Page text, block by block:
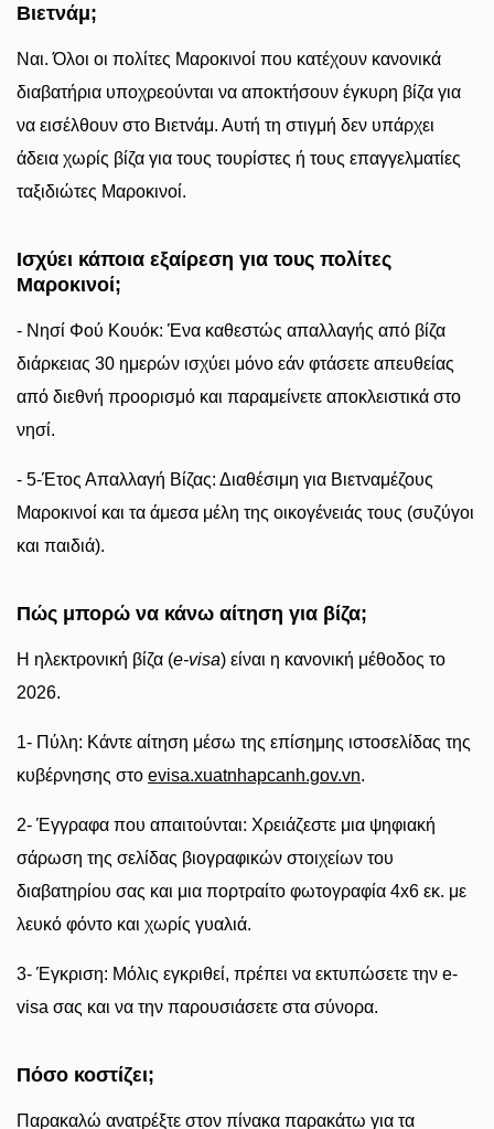
Βιετνάμ;
Ναι. Όλοι οι πολίτες Μαροκινοί που κατέχουν κανονικά
διαβατήρια υποχρεούνται να αποκτήσουν έγκυρη βίζα για
να εισέλθουν στο Βιετνάμ. Αυτή τη στιγμή δεν υπάρχει
άδεια χωρίς βίζα για τους τουρίστες ή τους επαγγελματίες
ταξιδιώτες Μαροκινοί.
Ισχύει κάποια εξαίρεση για τους πολίτες
Μαροκινοί;
- Νησί Φού Κουόκ: Ένα καθεστώς απαλλαγής από βίζα
διάρκειας 30 ημερών ισχύει μόνο εάν φτάσετε απευθείας
από διεθνή προορισμό και παραμείνετε αποκλειστικά στο
νησί.
- 5-Έτος Απαλλαγή Βίζας: Διαθέσιμη για Βιετναμέζους
Μαροκινοί και τα άμεσα μέλη της οικογένειάς τους (συζύγοι
και παιδιά).
Πώς μπορώ να κάνω αίτηση για βίζα;
Η ηλεκτρονική βίζα (e-visa) είναι η κανονική μέθοδος το
2026.
1- Πύλη: Κάντε αίτηση μέσω της επίσημης ιστοσελίδας της
κυβέρνησης στο evisa.xuatnhapcanh.gov.vn.
2- Έγγραφα που απαιτούνται: Χρειάζεστε μια ψηφιακή
σάρωση της σελίδας βιογραφικών στοιχείων του
διαβατηρίου σας και μια πορτραίτο φωτογραφία 4x6 εκ. με
λευκό φόντο και χωρίς γυαλιά.
3- Έγκριση: Μόλις εγκριθεί, πρέπει να εκτυπώσετε την e-
visa σας και να την παρουσιάσετε στα σύνορα.
Πόσο κοστίζει;
Παρακαλώ ανατρέξτε στον πίνακα παρακάτω για τα